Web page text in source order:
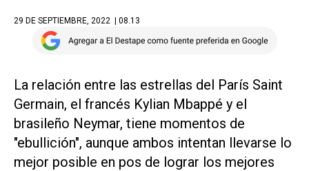
29 DE SEPTIEMBRE, 2022 | 08.13
La relación entre las estrellas del París Saint
Germain, el francés Kylian Mbappé y el
brasileño Neymar, tiene momentos de
"ebullición", aunque ambos intentan llevarse lo
mejor posible en pos de lograr los mejores